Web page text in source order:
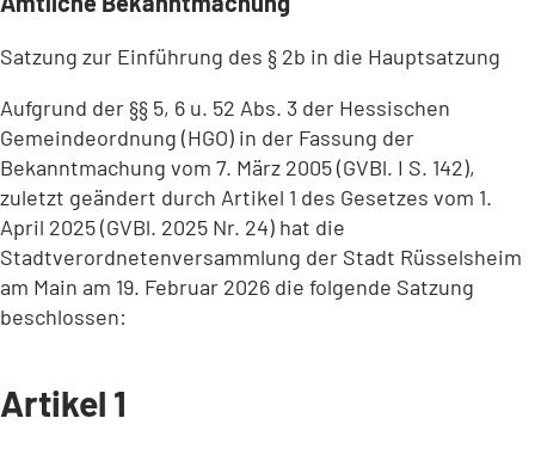
Satzung zur Einführung des § 2b in die Hauptsatzung
Aufgrund der §§ 5, 6 u. 52 Abs. 3 der Hessischen
Gemeindeordnung (HGO) in der Fassung der
Bekanntmachung vom 7. März 2005 (GVBl. I S. 142),
zuletzt geändert durch Artikel 1 des Gesetzes vom 1.
April 2025 (GVBl. 2025 Nr. 24) hat die
Stadtverordnetenversammlung der Stadt Rüsselsheim
am Main am 19. Februar 2026 die folgende Satzung
beschlossen:
Artikel 1